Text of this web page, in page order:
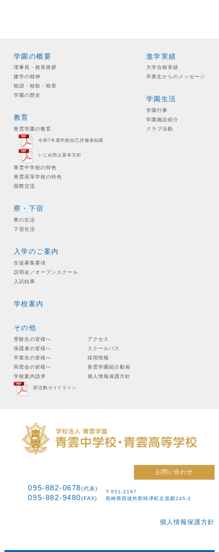
学園の概要
理事長・校長挨拶
建学の精神
校訓・校歌・校章
学園の歴史
教育
青雲学園の教育
令和7年度学校自己評価表結果
いじめ防止基本方針
青雲中学校の特色
青雲高等学校の特色
国際交流
進学実績
大学合格実績
卒業生からのメッセージ
学園生活
学園行事
学園施設紹介
クラブ活動
寮・下宿
寮の生活
下宿生活
入学のご案内
生徒募集要項
説明会／オープンスクール
入試結果
学校案内
その他
受験生の皆様へ
保護者の皆様へ
卒業生の皆様へ
同窓会の皆様へ
学校案内請求
アクセス
スクールバス
採用情報
青雲学園紹介動画
個人情報保護方針
部活動ガイドライン
お問い合わせ
095-882-0678(代表)
095-882-9480(FAX)
〒851-2197
長崎県西彼杵郡時津町左底郷245-2
個人情報保護方針